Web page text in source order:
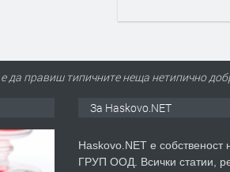
е да правиш типичните неща нетипично
За Haskovo.NET
Haskovo.NET е
ГРУП ООД. Всички статии,